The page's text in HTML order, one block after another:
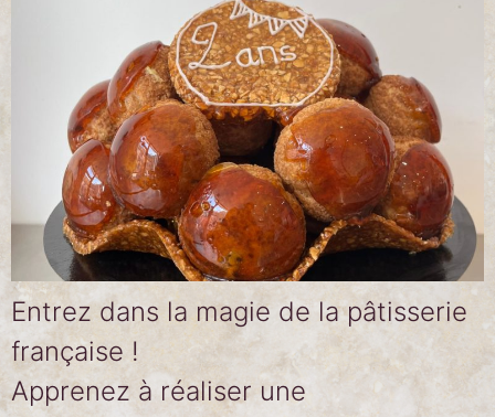
Entrez dans la magie de la pâtisserie
française !
Apprenez à réaliser une